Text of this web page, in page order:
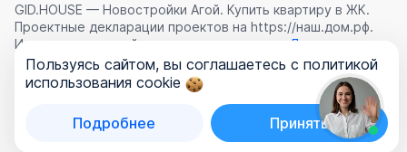
GID.HOUSE — Новостройки Агой. Купить квартиру в ЖК.
Проектные декларации проектов на https://наш.дом.рф.
Использование сайта означает согласие с
Лицензионным
соглашением ,Политикой конфиденциальностии
Политикой обработки персональных данных
ООО «ГИД.ХАУЗ»
Пользуясь сайтом, вы соглашаетесь с политикой
использования cookie
Подробнее Принять